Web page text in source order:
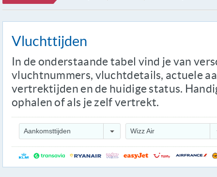
Vluchttijden
In de onderstaande tabel vind je van
vluchtnummers, vluchtdetails, actuele
vertrektijden en de huidige status.
ophalen of als je zelf vertrekt.
Aankomsttijden Wizz Air